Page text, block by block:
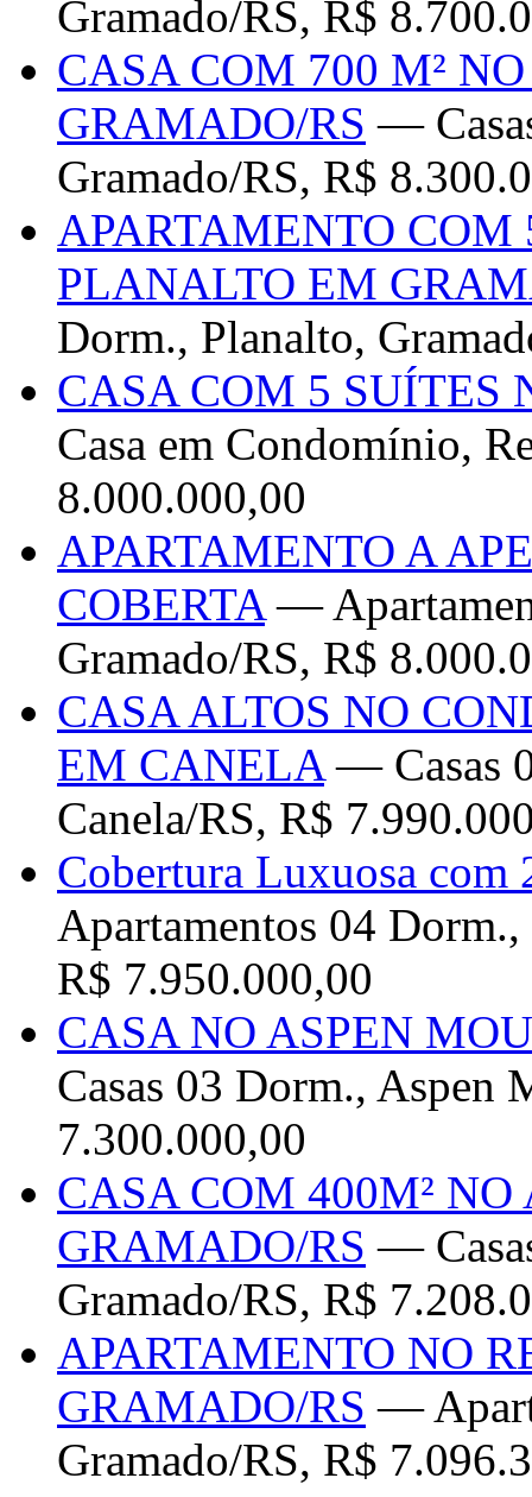
Gramado/RS, R$
CASA COM 700 M²
GRAMADO/RS —
Gramado/RS, R$
APARTAMENTO COM
PLANALTO EM
Dorm., Planalto,
CASA COM 5 SUÍTES
Casa em Condomínio,
8.000.000,00
APARTAMENTO A
COBERTA—
Gramado/RS, R$
CASA ALTOS NO
EM CANELA— Casas
Canela/RS, R$
Cobertura Luxuosa com
Apartamentos 04
R$ 7.950.000,00
CASA NO ASPEN
Casas 03 Dorm., Aspen
7.300.000,00
CASA COM 400M²
GRAMADO/RS —
Gramado/RS, R$
APARTAMENTO NO
GRAMADO/RS —
Gramado/RS, R$